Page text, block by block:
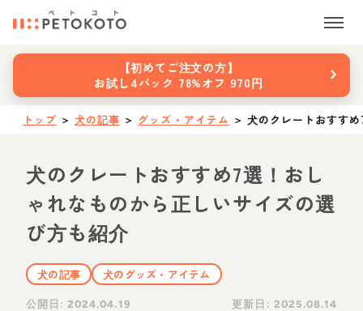
【初めてご注文の方】
お試し4パック 78%オフ 970円
›
トップ ＞ 犬の記事 ＞ グッズ・アイテム ＞ 犬のクレートおすす
犬のクレートおすすめ7選！おし
ゃれなものから正しいサイズの選
び方も紹介
犬の記事
犬のグッズ・アイテム
公開日:2024.04.19 更新日: 2025.08.14